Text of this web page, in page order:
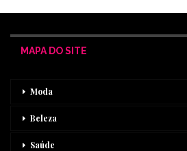
MAPA DO SITE
Moda
Beleza
Saúde